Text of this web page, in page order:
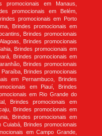
promocionais em Manaus,
promocionais em Belém,
promocionais em Porto
Brindes promocionais em
Brindes promocionais
Brindes promocionais
Brindes promocionais em
Brindes promocionais em
Brindes promocionais
Brindes promocionais
em Pernambuco, Brindes
em Piauí, Brindes
em Rio Grande do
Brindes promocionais em
Brindes promocionais em
Brindes promocionais em
Brindes promocionais
em Campo Grande,